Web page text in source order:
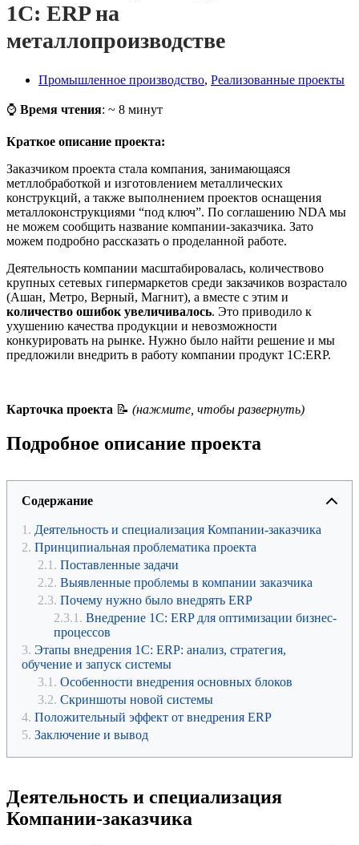
1С: ERP на
металлопроизводстве
Промышленное производство, Реализованные проекты
⌚ Время чтения: ~ 8 минут
Краткое описание проекта:
Заказчиком проекта стала компания, занимающаяся
метллобработкой и изготовлением металлических
конструкций, а также выполнением проектов оснащения
металлоконструкциями “под ключ”. По соглашению NDA мы
не можем сообщить название компании-заказчика. Зато
можем подробно рассказать о проделанной работе.
Деятельность компании масштабировалась, количествово
крупных сетевых гипермаркетов среди закзачиков возрастало
(Ашан, Метро, Верный, Магнит), а вместе с этим и
количество ошибок увеличивалось. Это приводило к
ухушению качества продукции и невозможности
конкурировать на рынке. Нужно было найти решение и мы
предложили внедрить в работу компании продукт 1С:ERP.
Карточка проекта 📝 (нажмите, чтобы развернуть)
Подробное описание проекта
Содержание
Деятельность и специализация Компании-заказчика
Принципиальная проблематика проекта
Поставленные задачи
Выявленные проблемы в компании заказчика
Почему нужно было внедрять ERP
Внедрение 1С: ERP для оптимизации бизнес-
процессов
Этапы внедрения 1С: ERP: анализ, стратегия,
обучение и запуск системы
Особенности внедрения основных блоков
Скриншоты новой системы
Положительный эффект от внедрения ERP
Заключение и вывод
Деятельность и специализация
Компании-заказчика